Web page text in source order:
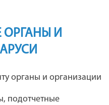
ОРГАНЫ И
органы и организации
подотчетные